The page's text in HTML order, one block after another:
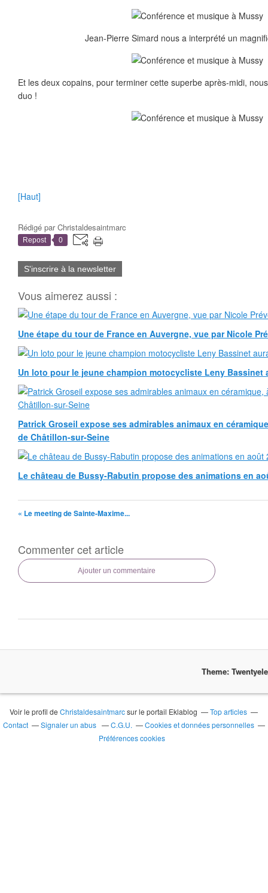
Jean-Pierre Simard nous a interprété un
Et les deux copains, pour terminer cette superbe après-midi,
duo !
[Haut]
Rédigé parChristaldesaintmarc
Repost 0
S'inscrire à la newsletter
Vous aimerez aussi :
Une étape du tour de France en Auvergne, vue par Nicole
Un loto pour le jeune champion motocycliste Leny Bassinet
Patrick Groseil expose ses admirables animaux en
de Châtillon-sur-Seine
Le château de Bussy-Rabutin propose des animations en
« Le meeting de Sainte-Maxime...
Commenter cet article
Ajouter un commentaire
Theme:
Voir le profil deChristaldesaintmarcsur le portail Eklablog
Top articles
Contact
Signaler un abus C.G.U.
Cookies et données personnelles
Préférences cookies